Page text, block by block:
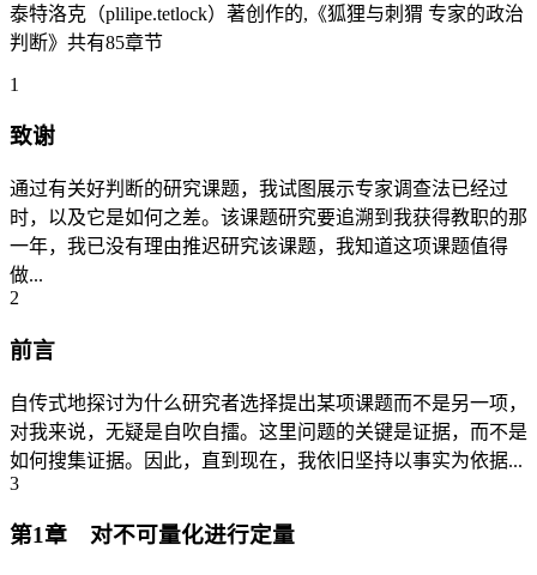
泰特洛克（plilipe.tetlock）著创作的,《狐狸与刺猬 专家的政治
判断》共有85章节
1
致谢
通过有关好判断的研究课题，我试图展示专家调查法已经过
时，以及它是如何之差。该课题研究要追溯到我获得教职的那
一年，我已没有理由推迟研究该课题，我知道这项课题值得
做...
2
前言
自传式地探讨为什么研究者选择提出某项课题而不是另一项，
对我来说，无疑是自吹自擂。这里问题的关键是证据，而不是
如何搜集证据。因此，直到现在，我依旧坚持以事实为依据...
3
第1章 对不可量化进行定量